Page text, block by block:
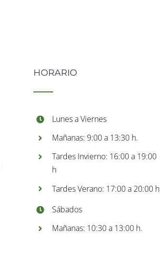
HORARIO
Lunes a Viernes
Mañanas: 9:00 a 13:30 h.
Tardes Invierno: 16:00 a 19:00
h
Tardes Verano: 17:00 a 20:00 h
Sábados
Mañanas: 10:30 a 13:00 h.